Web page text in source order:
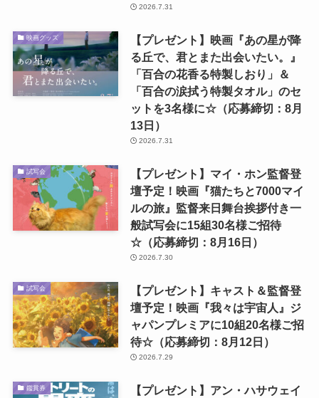
2026.7.31
映画グッズ
【プレゼント】映画『あの星が降
る丘で、君とまた出会いたい。』
「百合の花香る特製しおり」＆
「百合の涙拭う特製タオル」のセ
ットを3名様に☆（応募締切：8月
13日）
2026.7.31
試写会
【プレゼント】マイ・ホン監督登
壇予定！映画『猫たちと7000マイ
ルの旅』監督来日舞台挨拶付き一
般試写会に15組30名様ご招待
☆（応募締切：8月16日）
2026.7.30
試写会
【プレゼント】キャスト＆監督登
壇予定！映画『我々は宇宙人』ジ
ャパンプレミアに10組20名様ご招
待☆（応募締切：8月12日）
2026.7.29
鑑賞券 【プレゼント】アン・ハサウェイ